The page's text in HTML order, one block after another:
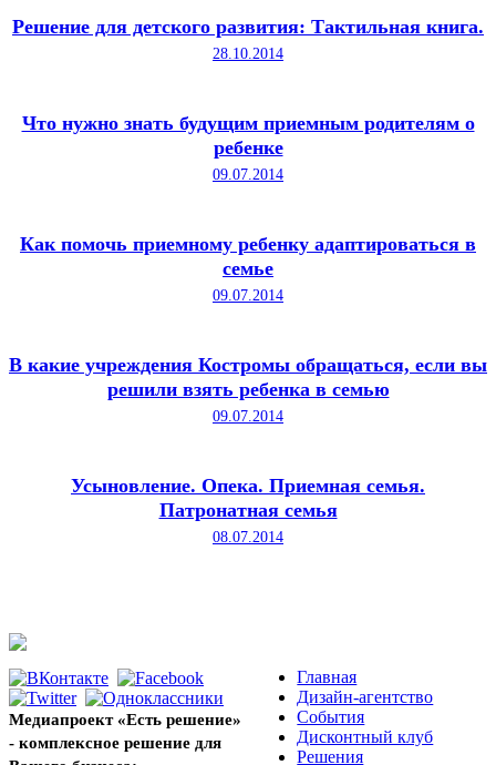
Решение для детского развития: Тактильная книга.
28.10.2014
Что нужно знать будущим приемным родителям о
ребенке
09.07.2014
Как помочь приемному ребенку адаптироваться в
семье
09.07.2014
В какие учреждения Костромы обращаться, если вы
решили взять ребенка в семью
09.07.2014
Усыновление. Опека. Приемная семья.
Патронатная семья
08.07.2014
Медиапроект «Есть решение»
- комплексное решение для
Главная
Дизайн-агентство
События
Дисконтный клуб
Решения